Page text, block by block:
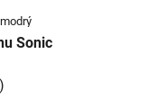
Sonic